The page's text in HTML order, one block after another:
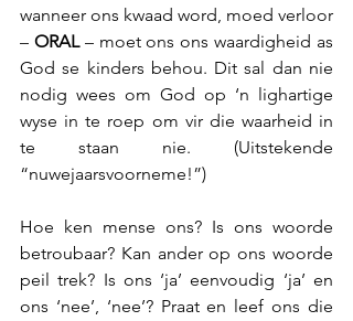
wanneer ons kwaad word, moed verloor
– ORAL – moet ons ons waardigheid as
God se kinders behou. Dit sal dan nie
nodig wees om God op ‘n lighartige
wyse in te roep om vir die waarheid in
te staan nie. (Uitstekende
“nuwejaarsvoorneme!”)
Hoe ken mense ons? Is ons woorde
betroubaar? Kan ander op ons woorde
peil trek? Is ons ‘ja’ eenvoudig ‘ja’ en
ons ‘nee’, ‘nee’? Praat en leef ons die